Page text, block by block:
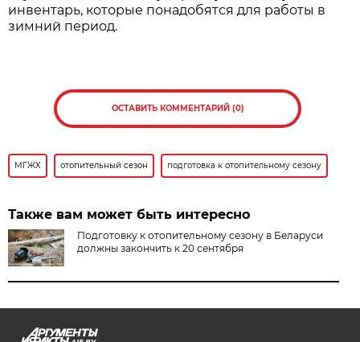
инвентарь, которые понадобятся для работы в
зимний период.
ОСТАВИТЬ КОММЕНТАРИЙ (0)
МГЖХ отопительный сезон подготовка к отопительному сезону
Также вам может быть интересно
Подготовку к отопительному сезону в Беларуси
должны закончить к 20 сентября